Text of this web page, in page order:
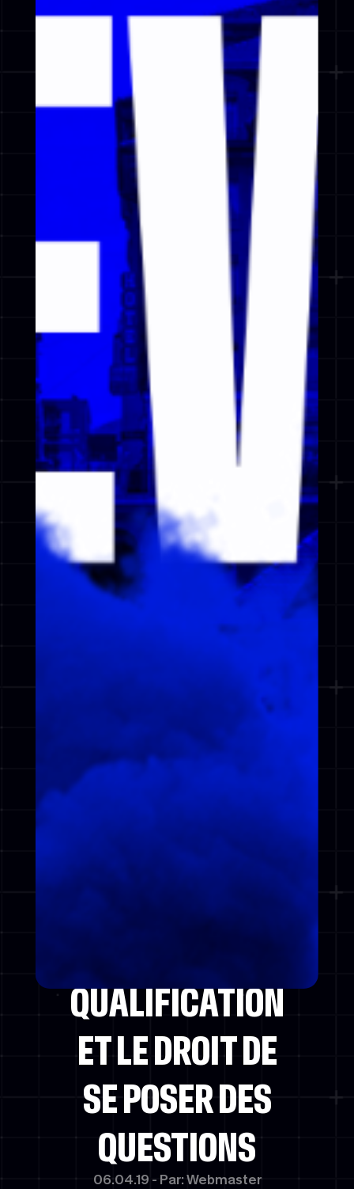
POWERED BY
QUALIFICATION
ET LE DROIT DE
SE POSER DES
QUESTIONS
06.04.19 - Par: Webmaster